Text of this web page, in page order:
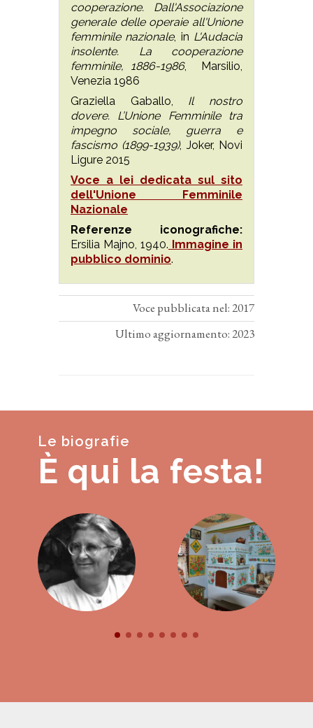
cooperazione. Dall'Associazione
generale delle operaie all'Unione
femminile nazionale, in L'Audacia
insolente. La cooperazione
femminile, 1886-1986, Marsilio,
Venezia 1986
Graziella Gaballo, Il nostro
dovere. L’Unione Femminile tra
impegno sociale, guerra e
fascismo (1899-1939), Joker, Novi
Ligure 2015
Voce a lei dedicata sul sito
dell'Unione Femminile
Nazionale
Referenze iconografiche:
Ersilia Majno, 1940. Immagine in
pubblico dominio.
Voce pubblicata nel: 2017
Ultimo aggiornamento: 2023
Le biografie
È qui la festa!